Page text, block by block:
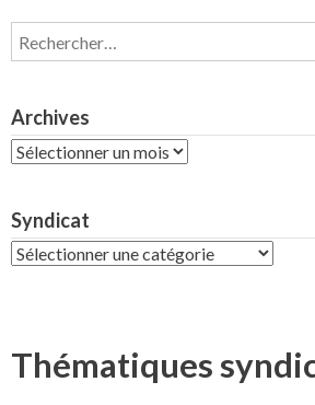
Rechercher :
Archives
Archives
Syndicat
Syndicat
Thématiques